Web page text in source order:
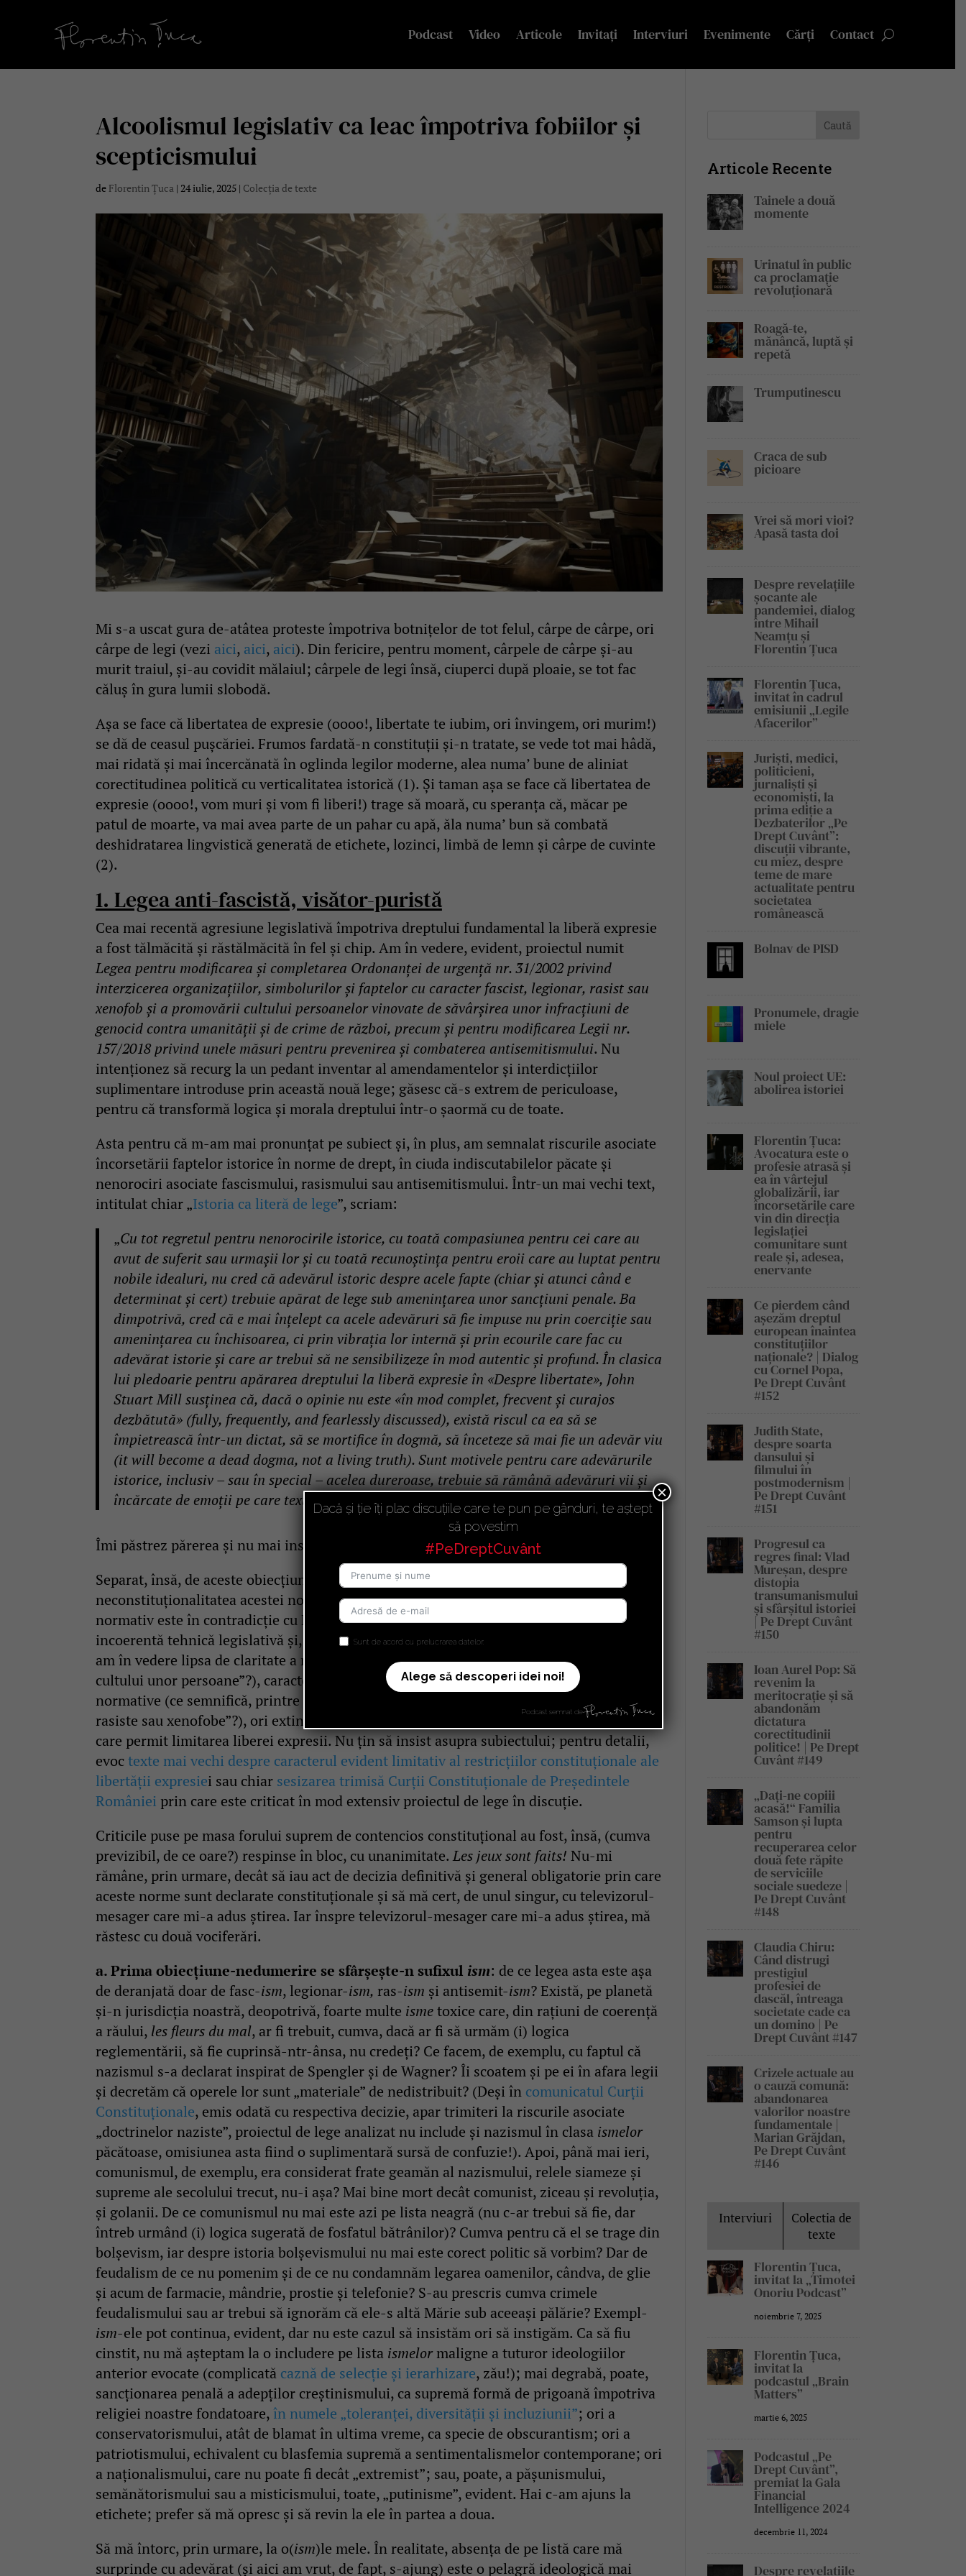
Podcast Video Articole Invitați Interviuri Evenimente Cărți Contact
Alcoolismul legislativ ca leac împotriva fobiilor și
scepticismului
de Florentin Țuca| 24 iulie, 2025| Colecția de texte
Mi s-a uscat gura de-atâtea proteste împotriva botnițelor de tot felul, cârpe de cârpe, ori
cârpe de legi (vezi aici, aici, aici). Din fericire, pentru moment, cârpele de cârpe și-au
murit traiul, și-au covidit mălaiul; cârpele de legi însă, ciuperci după ploaie, se tot fac
căluș în gura lumii slobodă.
Așa se face că libertatea de expresie (oooo!, libertate te iubim, ori învingem, ori murim!)
se dă de ceasul pușcăriei. Frumos fardată-n constituții și-n tratate, se vede tot mai hâdă,
mai ridată și mai încercănată în oglinda legilor moderne, alea numa’ bune de aliniat
corectitudinea politică cu verticalitatea istorică (1). Și taman așa se face că libertatea de
expresie (oooo!, vom muri și vom fi liberi!) trage să moară, cu speranța că, măcar pe
patul de moarte, va mai avea parte de un pahar cu apă, ăla numa’ bun să combată
deshidratarea lingvistică generată de etichete, lozinci, limbă de lemn și cârpe de cuvinte
(2).
1. Legea anti-fascistă, visător-puristă
Cea mai recentă agresiune legislativă împotriva dreptului fundamental la liberă expresie
a fost tălmăcită și răstălmăcită în fel și chip. Am în vedere, evident, proiectul numit
Legea pentru modificarea şi completarea Ordonanţei de urgenţă nr. 31/2002 privind
interzicerea organizațiilor, simbolurilor și faptelor cu caracter fascist, legionar, rasist sau
xenofob și a promovării cultului persoanelor vinovate de săvârșirea unor infracțiuni de
genocid contra umanității și de crime de război, precum și pentru modificarea Legii nr.
157/2018 privind unele măsuri pentru prevenirea și combaterea antisemitismului. Nu
intenționez să recurg la un pedant inventar al amendamentelor și interdicțiilor
suplimentare introduse prin această nouă lege; găsesc că-s extrem de periculoase,
pentru că transformă logica și morala dreptului într-o șaormă cu de toate.
Asta pentru că m-am mai pronunțat pe subiect și, în plus, am semnalat riscurile asociate
încorsetării faptelor istorice în norme de drept, în ciuda indiscutabilelor păcate și
nenorociri asociate fascismului, rasismului sau antisemitismului. Într-un mai vechi text,
intitulat chiar „Istoria ca literă de lege”, scriam:
„Cu tot regretul pentru nenorocirile istorice, cu toată compasiunea pentru cei care au
avut de suferit sau urmaşii lor şi cu toată recunoştinţa pentru eroii care au luptat pentru
nobile idealuri, nu cred că adevărul istoric despre acele fapte (chiar şi atunci când e
determinat şi cert) trebuie apărat de lege sub ameninţarea unor sancţiuni penale. Ba
dimpotrivă, cred că e mai înţelept ca acele adevăruri să fie impuse nu prin coerciţie sau
ameninţarea cu închisoarea, ci prin vibraţia lor internă şi prin ecourile care fac cu
adevărat istorie şi care ar trebui să ne sensibilizeze în mod autentic şi profund. În clasica
lui pledoarie pentru apărarea dreptului la liberă expresie în «Despre libertate», John
Stuart Mill susţinea că, dacă o opinie nu este «în mod complet, frecvent şi curajos
dezbătută» (fully, frequently, and fearlessly discussed), există riscul ca ea să se
împietrească într-un dictat, să se mortifice în dogmă, să înceteze să mai fie un adevăr viu
(it will become a dead dogma, not a living truth). Sunt motivele pentru care adevărurile
istorice, inclusiv – sau în special – acelea dureroase, trebuie să rămână adevăruri vii şi
încărcate de emoţii pe care textele de lege sunt incapabile să le cuprindă.”
Îmi păstrez părerea și nu mai insist.
Separat, însă, de aceste obiecțiuni de principiu, în acord cu aceia care au invocat
neconstituționalitatea acestei noi legi (inclusiv Președintele României), cred că acest act
normativ este în contradicție cu Legea fundamentală, fiind un exemplu de neriguroasă și
incoerentă tehnică legislativă și, peste toate, un puturos borhot semantic. Când zic asta,
am în vedere lipsa de claritate a regulilor (ce înseamnă, de exemplu, „promovarea
cultului unor persoane”?), caracterul extrem de vag al termenilor și prescripțiilor
normative (ce semnifică, printre altele, „distribuirea de materiale fasciste, legionare,
rasiste sau xenofobe”?), ori extinderea absolut inadmisibilă a excepțiilor constituționale
care permit limitarea liberei expresii. Nu țin să insist asupra subiectului; pentru detalii,
evoctexte mai vechi despre caracterul evident limitativ al restricțiilor constituționale ale
libertății expresiei sau chiar sesizarea trimisă Curții Constituționale de Președintele
României prin care este criticat în mod extensiv proiectul de lege în discuție.
Criticile puse pe masa forului suprem de contencios constituțional au fost, însă, (cumva
previzibil, de ce oare?) respinse în bloc, cu unanimitate. Les jeux sont faits! Nu-mi
rămâne, prin urmare, decât să iau act de decizia definitivă și general obligatorie prin care
aceste norme sunt declarate constituționale și să mă cert, de unul singur, cu televizorul-
mesager care mi-a adus știrea. Iar înspre televizorul-mesager care mi-a adus știrea, mă
răstesc cu două vociferări.
a. Prima obiecțiune-nedumerire se sfârșește-n sufixul ism: de ce legea asta este așa
de deranjată doar de fasc-ism, legionar-ism, ras-ism și antisemit-ism? Există, pe planetă
și-n jurisdicția noastră, deopotrivă, foarte multe ismetoxice care, din rațiuni de coerență
a răului, les fleurs du mal, ar fi trebuit, cumva, dacă ar fi să urmăm (i) logica
reglementării, să fie cuprinsă-ntr-ânsa, nu credeți? Ce facem, de exemplu, cu faptul că
nazismul s-a declarat inspirat de Spengler și de Wagner? Îi scoatem și pe ei în afara legii
și decretăm că operele lor sunt „materiale” de nedistribuit? (Deși în comunicatul Curții
Constituționale, emis odată cu respectiva decizie, apar trimiteri la riscurile asociate
„doctrinelor naziste”, proiectul de lege analizat nu include și nazismul în clasa ismelor
păcătoase, omisiunea asta fiind o suplimentară sursă de confuzie!). Apoi, până mai ieri,
comunismul, de exemplu, era considerat frate geamăn al nazismului, relele siameze și
supreme ale secolului trecut, nu-i așa? Mai bine mort decât comunist, ziceau și revoluția,
și golanii. De ce comunismul nu mai este azi pe lista neagră (nu c-ar trebui să fie, dar
întreb urmând (i) logica sugerată de fosfatul bătrânilor)? Cumva pentru că el se trage din
bolșevism, iar despre istoria bolșevismului nu mai este corect politic să vorbim? Dar de
feudalism de ce nu pomenim și de ce nu condamnăm legarea oamenilor, cândva, de glie
și acum de farmacie, mândrie, prostie și telefonie? S-au prescris cumva crimele
feudalismului sau ar trebui să ignorăm că ele-s altă Mărie sub aceeași pălărie? Exempl-
ism-ele pot continua, evident, dar nu este cazul să insistăm ori să instigăm. Ca să fiu
cinstit, nu mă așteptam la o includere pe lista ismelormaligne a tuturor ideologiilor
anterior evocate (complicată caznă de selecție și ierarhizare, zău!); mai degrabă, poate,
sancționarea penală a adepților creștinismului, ca supremă formă de prigoană împotriva
religiei noastre fondatoare, în numele „toleranței, diversității și incluziunii”; ori a
conservatorismului, atât de blamat în ultima vreme, ca specie de obscurantism; ori a
patriotismului, echivalent cu blasfemia supremă a sentimentalismelor contemporane; ori
a naționalismului, care nu poate fi decât „extremist”; sau, poate, a pășunismului,
semănătorismului sau a misticismului, toate, „putinisme”, evident. Hai c-am ajuns la
etichete; prefer să mă opresc și să revin la ele în partea a doua.
Să mă întorc, prin urmare, la o(ism)le mele. În realitate, absența de pe listă care mă
surprinde cu adevărat (și aici am vrut, de fapt, s-ajung) este o pelagră ideologică mai
Articole Recente
Tainele a două
momente
Urinatul în public
ca proclamație
revoluționară
Roagă-te,
mănâncă, luptă și
repetă
Trumputinescu
Craca de sub
picioare
Vrei să mori vioi?
Apasă tasta doi
Despre revelațiile
șocante ale
pandemiei, dialog
între Mihail
Neamțu și
Florentin Țuca
Florentin Țuca,
invitat în cadrul
emisiunii „Legile
Afacerilor”
Juriști, medici,
politicieni,
jurnaliști și
economiști, la
prima ediție a
Dezbaterilor „Pe
Drept Cuvânt”:
discuții vibrante,
cu miez, despre
teme de mare
actualitate pentru
societatea
românească
Bolnav de PISD
Pronumele, dragie
miele
Noul proiect UE:
abolirea istoriei
Florentin Țuca:
Avocatura este o
profesie atrasă și
ea în vârtejul
globalizării, iar
încorsetările care
vin din direcția
legislației
comunitare sunt
reale și, adesea,
enervante
Ce pierdem când
așezăm dreptul
european înaintea
constituțiilor
naționale? | Dialog
cu Cornel Popa,
Pe Drept Cuvânt
#152
Judith State,
despre soarta
dansului și
filmului în
postmodernism |
Pe Drept Cuvânt
#151
Progresul ca
regres final: Vlad
Mureșan, despre
distopia
transumanismului
și sfârșitul istoriei
| Pe Drept Cuvânt
#150
Ioan Aurel Pop: Să
revenim la
meritocrație și să
abandonăm
dictatura
corectitudinii
politice! | Pe Drept
Cuvânt #149
„Dați-ne copiii
acasă!“ Familia
Samson și lupta
pentru
recuperarea celor
două fete răpite
de serviciile
sociale suedeze |
Pe Drept Cuvânt
#148
Claudia Chiru:
Când distrugi
prestigiul
profesiei de
dascăl, întreaga
societate cade ca
un domino | Pe
Drept Cuvânt #147
Crizele actuale au
o cauză comună:
abandonarea
valorilor noastre
fundamentale |
Marian Grăjdan,
Pe Drept Cuvânt
#146
Interviuri
Colectia de
texte
Florentin Țuca,
invitat la „Timotei
Onoriu Podcast”
noiembrie 7, 2025
Florentin Țuca,
invitat la
podcastul „Brain
Matters”
martie 6, 2025
Podcastul „Pe
Drept Cuvânt”,
premiat la Gala
Financial
Intelligence 2024
decembrie 11, 2024
Despre revelațiile
Dacă și ție îți plac discuțiile care te pun pe gânduri, te aștept
să povestim
#PeDreptCuvânt
Sunt de acord cu prelucrarea datelor.
Alege să descoperi idei noi!
Podcast semnat de
×